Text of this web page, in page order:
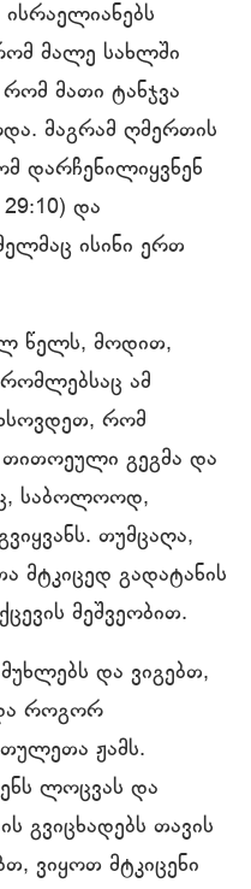
მალე სახლში
მათი ტანჯვა
მაგრამ ღმერთის
დარჩენილიყვნენ
და
ისინი ერთ
წელს, მოდით,
ამ
რომ
გეგმა და
საბოლოოდ,
თუმცაღა,
მტკიცედ გადატანის
მეშვეობით.
და ვიგებთ,
როგორ
ჟამს.
ლოცვას და
გვიცხადებს თავის
ვიყოთ მტკიცენი